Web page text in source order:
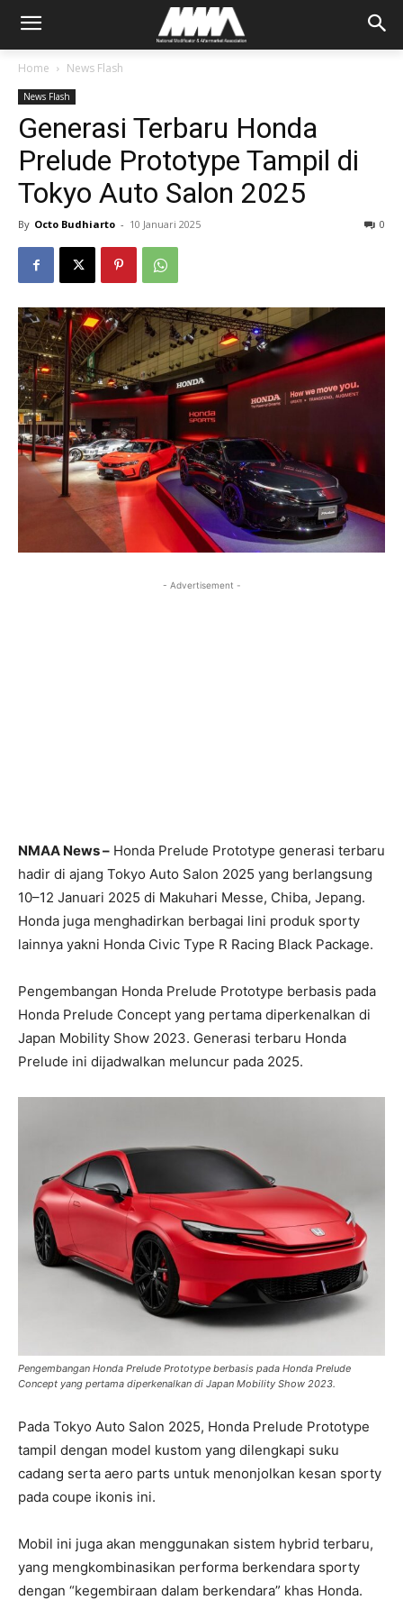
Home News Flash
News Flash
Generasi Terbaru​ Honda
Prelude Prototype Tampil di
Tokyo Auto Salon 2025
By Octo Budhiarto - 10 Januari 2025 0
- Advertisement -
NMAA News – Honda Prelude Prototype generasi terbaru
hadir di ajang Tokyo Auto Salon 2025 yang berlangsung
10–12 Januari 2025 di Makuhari Messe, Chiba, Jepang.
Honda juga menghadirkan berbagai lini produk sporty
lainnya yakni Honda Civic Type R Racing Black Package.
Pengembangan Honda Prelude Prototype berbasis pada
Honda Prelude Concept yang pertama diperkenalkan di
Japan Mobility Show 2023. Generasi terbaru Honda
Prelude ini dijadwalkan meluncur pada 2025.
Pengembangan Honda Prelude Prototype berbasis pada Honda Prelude
Concept yang pertama diperkenalkan di Japan Mobility Show 2023.
Pada Tokyo Auto Salon 2025, Honda Prelude Prototype
tampil dengan model kustom yang dilengkapi suku
cadang serta aero parts untuk menonjolkan kesan sporty
pada coupe ikonis ini.
Mobil ini juga akan menggunakan sistem hybrid terbaru,
yang mengkombinasikan performa berkendara sporty
dengan “kegembiraan dalam berkendara” khas Honda.